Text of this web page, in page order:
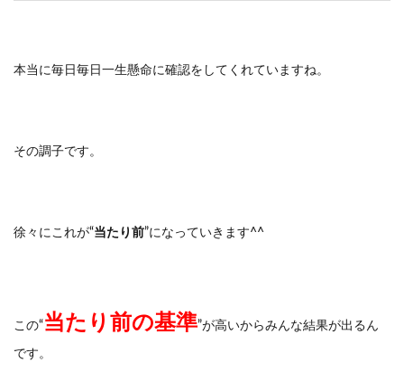
本当に毎日毎日一生懸命に確認をしてくれていますね。
その調子です。
徐々にこれが“当たり前”になっていきます^^
この“当たり前の基準”が高いからみんな結果が出るん
です。